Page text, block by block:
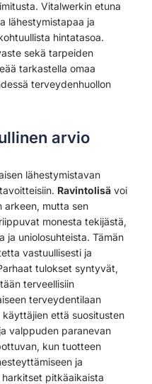
Vitalwerkin etuna
lähestymistapaa ja
hintatasoa.
sekä tarpeiden
tarkastella omaa
terveydenhuollon
arvio
lähestymistavan
Ravintolisä voi
arkeen, mutta sen
monesta tekijästä,
ja uniolosuhteista. Tämän
vastuullisesti ja
tulokset syntyvät,
terveellisiin
terveydentilaan
käyttäjien että suositusten
valppuden paranevan
kun tuotteen
ja
pitkäaikaista